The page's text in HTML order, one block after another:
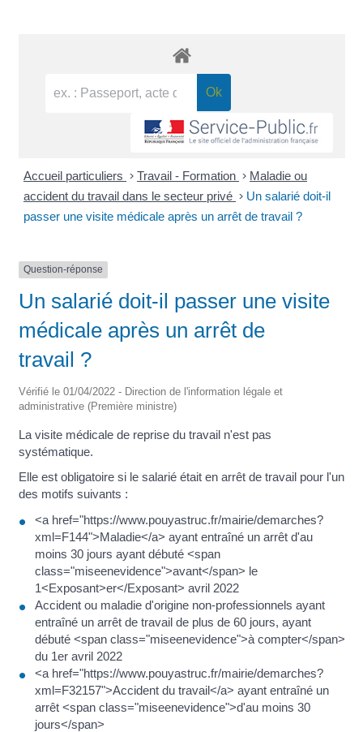
Accueil particuliers > Travail - Formation > Maladie ou
accident du travail dans le secteur privé > Un salarié doit-il
passer une visite médicale après un arrêt de travail ?
Question-réponse
Un salarié doit-il passer une visite
médicale après un arrêt de
travail ?
Vérifié le 01/04/2022 - Direction de l'information légale et
administrative (Première ministre)
La visite médicale de reprise du travail n'est pas
systématique.
Elle est obligatoire si le salarié était en arrêt de travail pour l'un
des motifs suivants :
<a href="https://www.pouyastruc.fr/mairie/demarches?
xml=F144">Maladie</a> ayant entraîné un arrêt d'au
moins 30 jours ayant débuté <span
class="miseenevidence">avant</span> le
1<Exposant>er</Exposant> avril 2022
Accident ou maladie d'origine non-professionnels ayant
entraîné un arrêt de travail de plus de 60 jours, ayant
débuté <span class="miseenevidence">à compter</span>
du 1er avril 2022
<a href="https://www.pouyastruc.fr/mairie/demarches?
xml=F32157">Accident du travail</a> ayant entraîné un
arrêt <span class="miseenevidence">d'au moins 30
jours</span>